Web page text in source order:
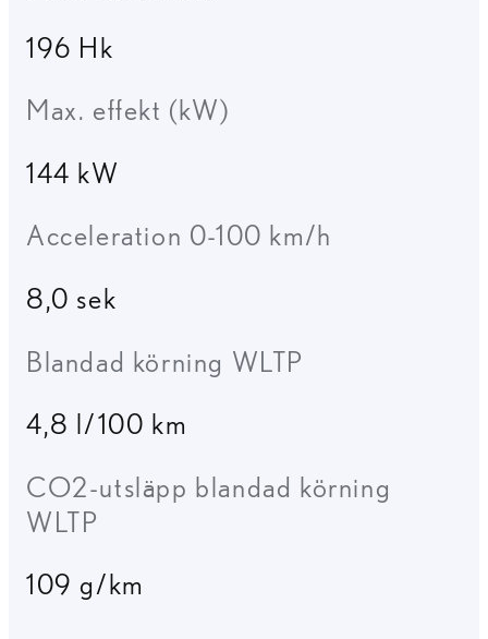
196 Hk
Max. effekt (kW)
144 kW
Acceleration 0-100 km/h
8,0 sek
Blandad körning WLTP
4,8 l/100 km
CO2-utsläpp blandad körning
WLTP
109 g/km